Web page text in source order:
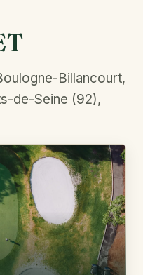
Billancourt,
de-Seine (92),